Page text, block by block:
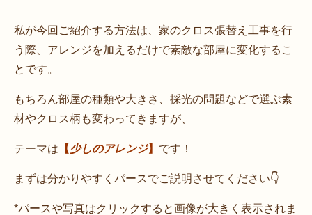
私が今回ご紹介する方法は、家のクロス張替え工事を行
う際、アレンジを加えるだけで素敵な部屋に変化するこ
とです。
もちろん部屋の種類や大きさ、採光の問題などで選ぶ素
材やクロス柄も変わってきますが、
テーマは 【 少しのアレンジ】 です！
まずは分かりやすくパースでご説明させてください👇
*パースや写真はクリックすると画像が大きく表示されま